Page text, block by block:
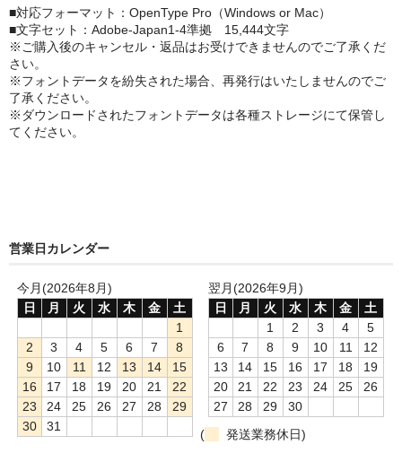
■対応フォーマット：OpenType Pro（Windows or Mac）
■文字セット：Adobe-Japan1-4準拠 15,444文字
※ご購入後のキャンセル・返品はお受けできませんのでご了承くだ
さい。
※フォントデータを紛失された場合、再発行はいたしませんのでご
了承ください。
※ダウンロードされたフォントデータは各種ストレージにて保管し
てください。
営業日カレンダー
今月(2026年8月)
日
月 火 水 木 金
土
1
2
3 4 5 6 7
8
9
10 11 12 13 14
15
16
17 18 19 20 21
22
23
24 25 26 27 28
29
30
31
翌月(2026年9月)
日
月 火 水 木 金
土
1
2 3 4
5
6
7 8 9 10 11
12
13
14 15 16 17 18
19
20
21 22 23 24 25
26
27
28 29
30
(
発送業務休日)